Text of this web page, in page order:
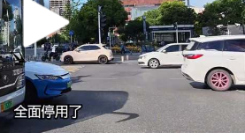
泰国初中生饮弹自尽前开了26枪
网约车司机充电时猝死保险拒赔
陕西柞水泥石流已致2死 仍有1人失联
店主称换“青海拉面”招牌后生意更好
02:36